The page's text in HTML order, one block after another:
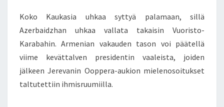
Z
H
A
N
I
N
Koko Kaukasia uhkaa syttyä palamaan, sillä
Azerbaidzhan uhkaa vallata takaisin Vuoristo-
Karabahin. Armenian vakauden tason voi päätellä
viime kevättalven presidentin vaaleista, joiden
jälkeen Jerevanin Ooppera-aukion mielenosoitukset
taltutettiin ihmisruumiilla.